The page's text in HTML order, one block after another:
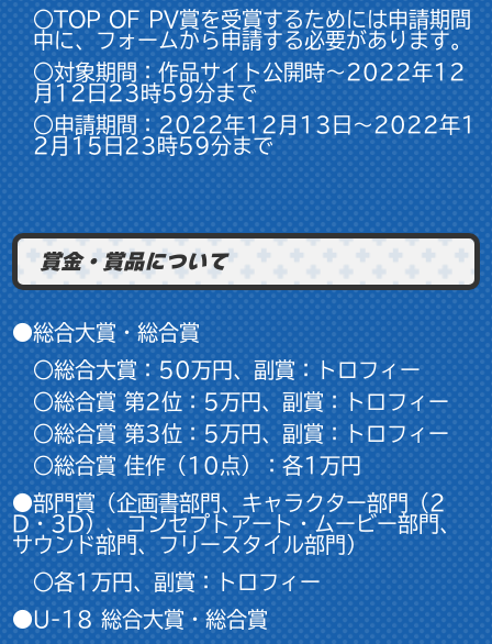
○TOP OF PV賞を受賞するためには申請期間
中に、フォームから申請する必要があります。
○対象期間：作品サイト公開時～2022年12
月12日23時59分まで
○申請期間：2022年12月13日～2022年1
2月15日23時59分まで
賞金・賞品について
●総合大賞・総合賞
○総合大賞：50万円、副賞：トロフィー
○総合賞 第2位：5万円、副賞：トロフィー
○総合賞 第3位：5万円、副賞：トロフィー
○総合賞 佳作（10点）：各1万円
●部門賞（企画書部門、キャラクター部門（2
D・3D）、コンセプトアート・ムービー部門、
サウンド部門、フリースタイル部門）
○各1万円、副賞：トロフィー
●U-18 総合大賞・総合賞